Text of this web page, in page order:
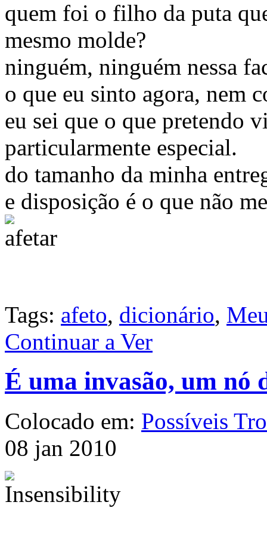
quem foi o filho da puta
mesmo molde?
ninguém, ninguém nessa
o que eu sinto agora, nem
eu sei que o que pretendo
particularmente especial.
do tamanho da minha
e disposição é o que não
Tags: afeto, dicionário,
Continuar a Ver
É uma invasão, um nó
Colocado em: Possíveis
08 jan 2010